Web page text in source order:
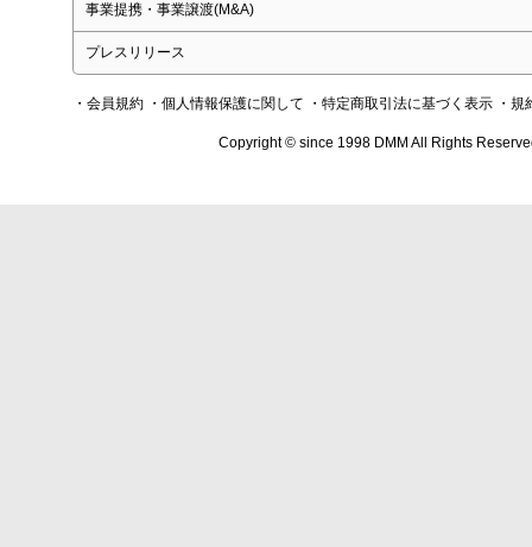
事業提携・事業譲渡(M&A)
プレスリリース
・会員規約 ・個人情報保護に関して ・特定商取引法に基づく表示 ・規
Copyright © since 1998 DMM All Rights